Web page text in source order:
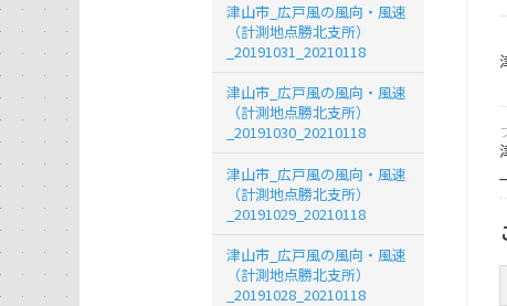
津山市_広戸風の風向・風速
（計測地点勝北支所）
_20191031_20210118
津山市_広戸風の風向・風速
（計測地点勝北支所）
_20191030_20210118
津山市_広戸風の風向・風速
（計測地点勝北支所）
_20191029_20210118
津山市_広戸風の風向・風速
（計測地点勝北支所）
_20191028_20210118